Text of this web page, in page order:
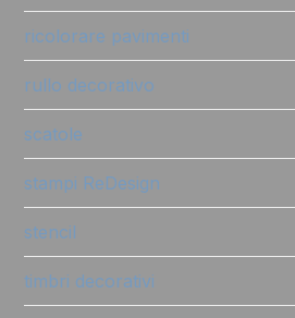
ricolorare pavimenti
rullo decorativo
scatole
stampi ReDesign
stencil
timbri decorativi